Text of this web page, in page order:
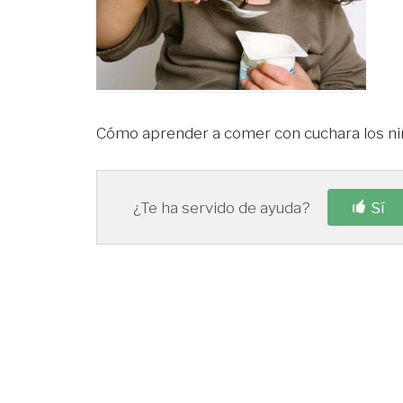
Cómo aprender a comer con cuchara los
¿Te ha servido de ayuda? Sí